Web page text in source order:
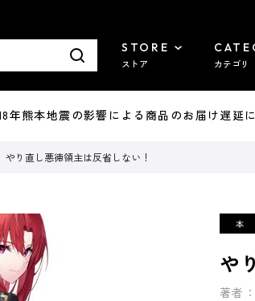
STORE
ストア カテゴリ
熊本地震の影響による商品のお届け遅延
やり直し悪徳領主は反省しない！
や
著者：